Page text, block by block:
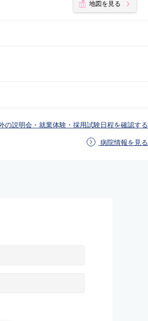
地図を見る
の説明会・就業体験・採用試験日程を確認する
病院情報を見る